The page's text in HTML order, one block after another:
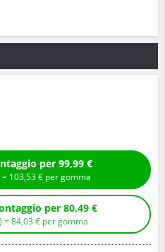
Compra con montaggio per 99,99 €
) = 103,53€ per gomma
Compra senza montaggio per 80,49 €
) =84,03 € per gomma